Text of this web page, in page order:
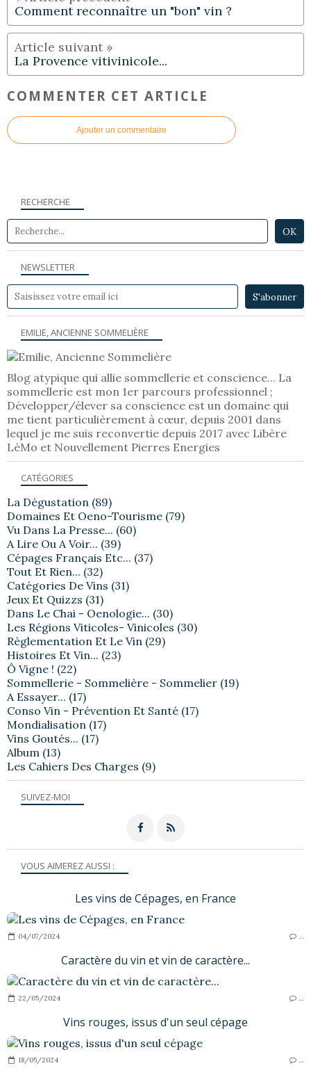
Comment reconnaître un "bon" vin ?
La Provence vitivinicole...
COMMENTER CET ARTICLE
Ajouter un commentaire
NEWSLETTER
SUIVEZ-MOI
RECHERCHE
EMILIE, ANCIENNE SOMMELIÈRE
Blog atypique qui allie sommellerie et conscience... La
sommellerie est mon 1er parcours professionnel ;
Développer/élever sa conscience est un domaine qui
me tient particulièrement à cœur, depuis 2001 dans
lequel je me suis reconvertie depuis 2017 avec Libère
LèMo et Nouvellement Pierres Energies
VOUS AIMEREZ AUSSI :
Les vins de Cépages, en France
04/07/2024
Caractère du vin et vin de caractère...
22/05/2024
Vins rouges, issus d'un seul cépage
18/05/2024
CATÉGORIES
La Dégustation (89)
Domaines Et Oeno-Tourisme (79)
Vu Dans La Presse... (60)
A Lire Ou A Voir... (39)
Cépages Français Etc... (37)
Tout Et Rien... (32)
Catégories De Vins (31)
Jeux Et Quizzs (31)
Dans Le Chai - Oenologie... (30)
Les Régions Viticoles- Vinicoles (30)
Règlementation Et Le Vin (29)
Histoires Et Vin... (23)
Ô Vigne ! (22)
Sommellerie - Sommelière - Sommelier (19)
A Essayer... (17)
Conso Vin - Prévention Et Santé (17)
Mondialisation (17)
Vins Goutés... (17)
Album (13)
Les Cahiers Des Charges (9)